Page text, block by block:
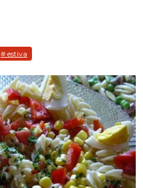
# estiva